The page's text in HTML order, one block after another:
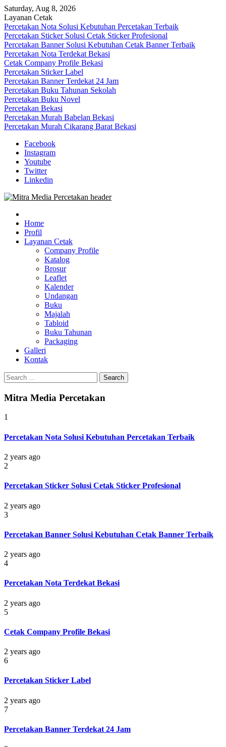
Skip
to
content
Saturday, Aug 8, 2026
Layanan Cetak
Percetakan Nota Solusi Kebutuhan Percetakan Terbaik
Percetakan Sticker Solusi Cetak Sticker Profesional
Percetakan Banner Solusi Kebutuhan Cetak Banner Terbaik
Percetakan Nota Terdekat Bekasi
Cetak Company Profile Bekasi
Percetakan Sticker Label
Percetakan Banner Terdekat 24 Jam
Percetakan Buku Tahunan Sekolah
Percetakan Buku Novel
Percetakan Bekasi
Percetakan Murah Babelan Bekasi
Percetakan Murah Cikarang Barat Bekasi
Facebook
Instagram
Youtube
Twitter
Linkedin
Mitra Media Percetakan Bekasi
0813-1670-6191
0813-1670-6191 (Call/WA) Perusahaan Tempat Alamat Jasa Pusat
Percetakan Bekasi Barat Timur Utara Selatan Murah 24 Jam
Home
Profil
Layanan Cetak
Company Profile
Katalog
Brosur
Leaflet
Kalender
Undangan
Buku
Majalah
Tabloid
Buku Tahunan
Packaging
Galleri
Kontak
Search
for:
Mitra Media Percetakan
1
Percetakan Nota Solusi Kebutuhan Percetakan Terbaik
2 years ago
2
Percetakan Sticker Solusi Cetak Sticker Profesional
2 years ago
3
Percetakan Banner Solusi Kebutuhan Cetak Banner Terbaik
2 years ago
4
Percetakan Nota Terdekat Bekasi
2 years ago
5
Cetak Company Profile Bekasi
2 years ago
6
Percetakan Sticker Label
2 years ago
7
Percetakan Banner Terdekat 24 Jam